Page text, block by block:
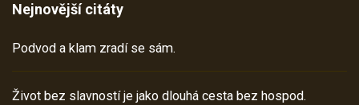
Nejnovější citáty
Podvod a klam zradí se sám.
Život bez slavností je jako dlouhá cesta bez hospod.